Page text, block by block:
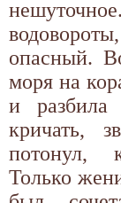
опасный.
моря на
и
кричать,
потонул,
Только